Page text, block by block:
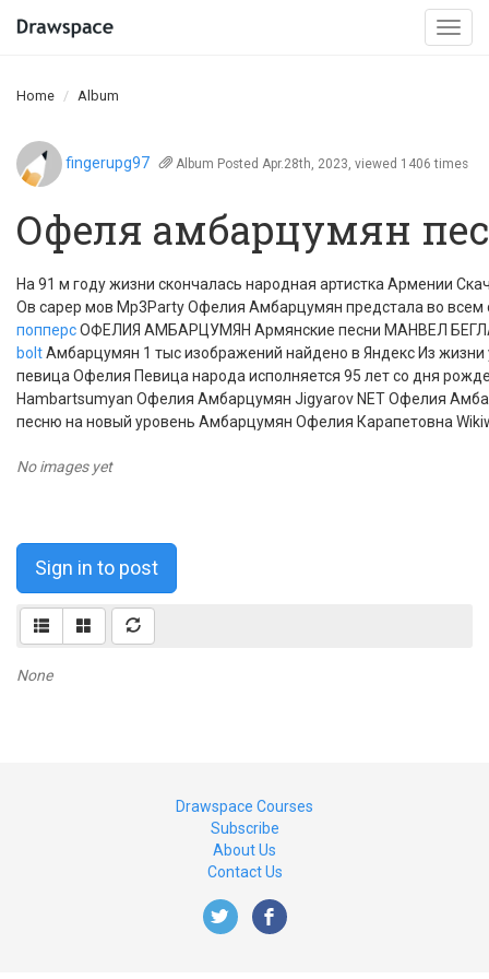
Home Album
fingerupg97 Album Posted Apr.28th, 2023, viewed 1406 times
Офеля амбарцумян
На 91 м году жизни скончалась народная артистка Армении
Ов сарер мов Mp3Party Офелия Амбарцумян предстала во всем
попперсОФЕЛИЯ АМБАРЦУМЯН Армянские песни МАНВЕЛ
boltАмбарцумян 1 тыс изображений найдено в Яндекс Из
певица Офелия Певица народа исполняется 95 лет со дня
Hambartsumyan Офелия Амбарцумян Jigyarov NET Офелия
песню на новый уровень Амбарцумян Офелия Карапетовна
No images yet
Sign in to post
None
Drawspace Courses
Subscribe
About Us
Contact Us